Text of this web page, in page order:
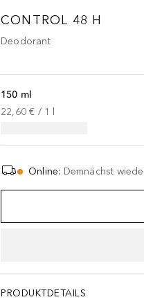
CONTROL 48 H
Deodorant
150 ml
22,60 € / 1
Online: Demnächst
PRODUKTDETAILS